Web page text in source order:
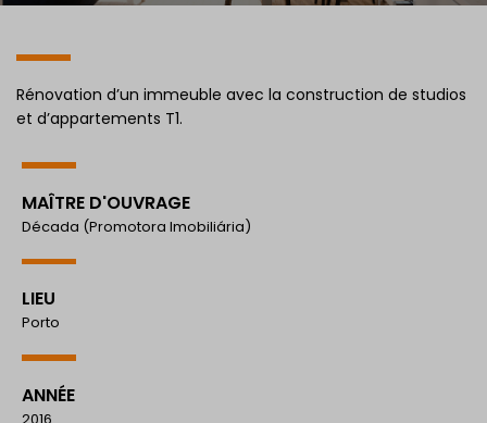
Rénovation d’un immeuble avec la construction de studios
et d’appartements T1.
MAÎTRE D'OUVRAGE
Década (Promotora Imobiliária)
LIEU
Porto
ANNÉE